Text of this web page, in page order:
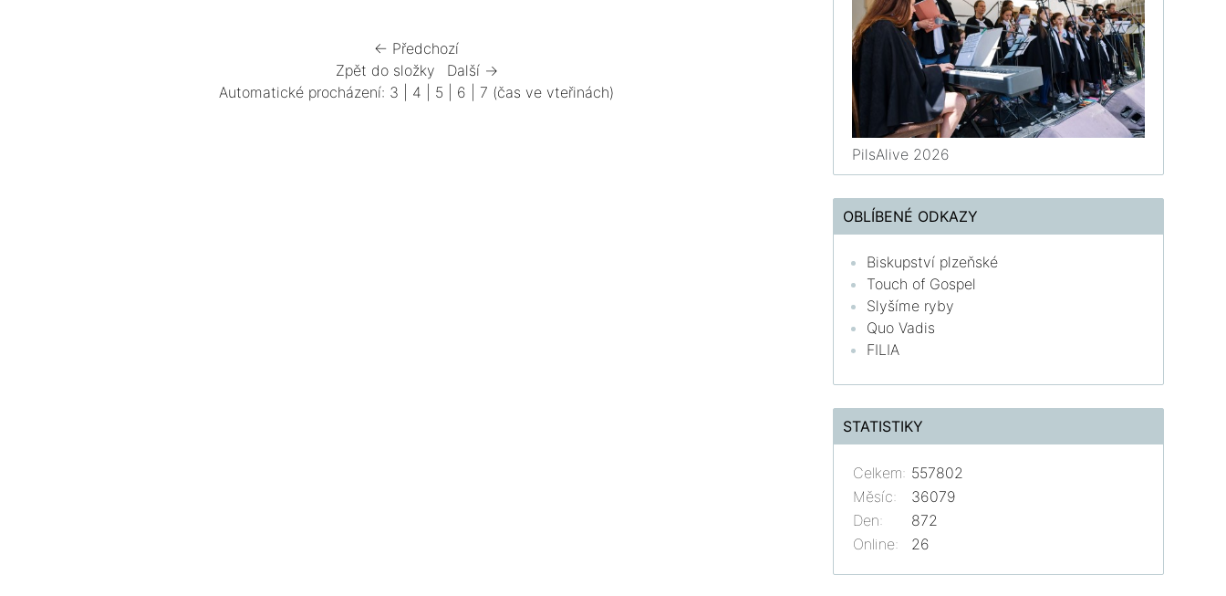
← Předchozí
Zpět do složky
Další →
Automatické procházení: 3 4 5 6 7 (čas ve vteřinách)
PilsAlive 2026
OBLÍBENÉ ODKAZY
Biskupství plzeňské
Touch of Gospel
Slyšíme ryby
Quo Vadis
FILIA
STATISTIKY
Online: 26
Celkem: 557802
Měsíc:
36079
Den:
872